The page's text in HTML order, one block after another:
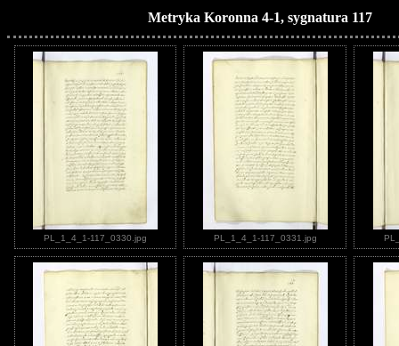
Metryka Koronna 4-1, sygnatura 117
PL_1_4_1-117_0330.jpg PL_1_4_1-117_0331.jpg